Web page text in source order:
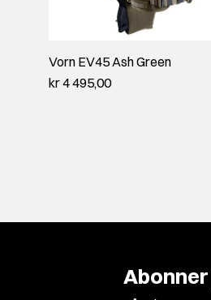
Vorn EV45 Ash Green
kr 4 495,00